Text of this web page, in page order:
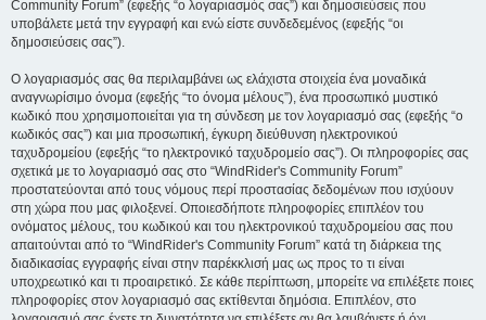
Community Forum” (εφεξής “ο λογαριασμός σας”) και δημοσιεύσεις που
υποβάλετε μετά την εγγραφή και ενώ είστε συνδεδεμένος (εφεξής “οι
δημοσιεύσεις σας”).
Ο λογαριασμός σας θα περιλαμβάνει ως ελάχιστα στοιχεία ένα μοναδικά
αναγνωρίσιμο όνομα (εφεξής “το όνομα μέλους”), ένα προσωπικό μυστικό
κωδικό που χρησιμοποιείται για τη σύνδεση με τον λογαριασμό σας (εφεξής “ο
κωδικός σας”) και μια προσωπική, έγκυρη διεύθυνση ηλεκτρονικού
ταχυδρομείου (εφεξής “το ηλεκτρονικό ταχυδρομείο σας”). Οι πληροφορίες σας
σχετικά με το λογαριασμό σας στο “WindRider's Community Forum”
προστατεύονται από τους νόμους περί προστασίας δεδομένων που ισχύουν
στη χώρα που μας φιλοξενεί. Οποιεσδήποτε πληροφορίες επιπλέον του
ονόματος μέλους, του κωδικού και του ηλεκτρονικού ταχυδρομείου σας που
απαιτούνται από το “WindRider's Community Forum” κατά τη διάρκεια της
διαδικασίας εγγραφής είναι στην παρέκκλισή μας ως προς το τι είναι
υποχρεωτικό και τι προαιρετικό. Σε κάθε περίπτωση, μπορείτε να επιλέξετε ποιες
πληροφορίες στον λογαριασμό σας εκτίθενται δημόσια. Επιπλέον, στο